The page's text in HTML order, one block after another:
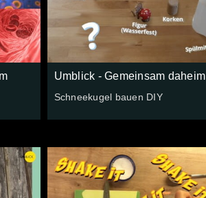
Umblick - Gemeinsam daheim
Schneekugel bauen DIY